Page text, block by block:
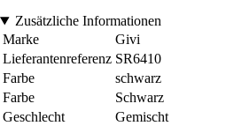
Zusätzliche Informationen
Marke
Givi
Lieferantenreferenz SR6410
Farbe
schwarz
Farbe
Schwarz
Geschlecht
Gemischt